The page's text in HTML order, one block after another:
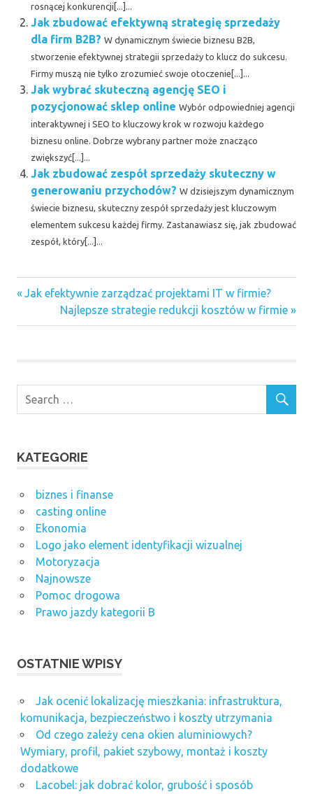
rosnącej konkurencji[...]...
Jak zbudować efektywną strategię sprzedaży
dla firm B2B? W dynamicznym świecie biznesu B2B,
stworzenie efektywnej strategii sprzedaży to klucz do sukcesu.
Firmy muszą nie tylko zrozumieć swoje otoczenie[...]...
Jak wybrać skuteczną agencję SEO i
pozycjonować sklep online Wybór odpowiedniej agencji
interaktywnej i SEO to kluczowy krok w rozwoju każdego
biznesu online. Dobrze wybrany partner może znacząco
zwiększyć[...]...
Jak zbudować zespół sprzedaży skuteczny w
generowaniu przychodów? W dzisiejszym dynamicznym
świecie biznesu, skuteczny zespół sprzedaży jest kluczowym
elementem sukcesu każdej firmy. Zastanawiasz się, jak zbudować
zespół, który[...]...
Nawigacja
wpisu
Previous
Jak efektywnie zarządzać projektami IT w firmie?
Next
Post:
Najlepsze strategie redukcji kosztów w firmie
KATEGORIE
biznes i finanse
casting online
Ekonomia
Logo jako element identyfikacji wizualnej
Motoryzacja
Najnowsze
Pomoc drogowa
Prawo jazdy kategorii B
OSTATNIE WPISY
Jak ocenić lokalizację mieszkania: infrastruktura,
komunikacja, bezpieczeństwo i koszty utrzymania
Od czego zależy cena okien aluminiowych?
Wymiary, profil, pakiet szybowy, montaż i koszty
dodatkowe
Lacobel: jak dobrać kolor, grubość i sposób